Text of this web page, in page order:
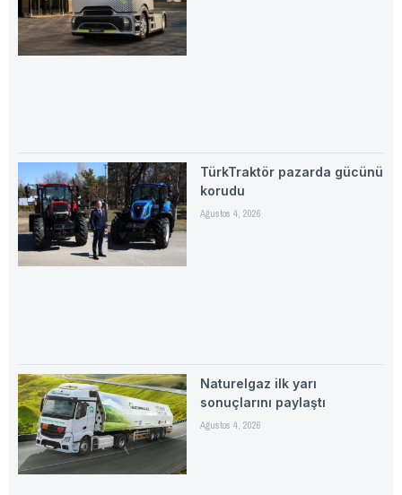
TürkTraktör pazarda gücünü
korudu
Ağustos 4, 2026
Naturelgaz ilk yarı
sonuçlarını paylaştı
Ağustos 4, 2026